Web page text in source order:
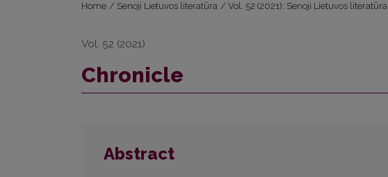
Home / Senoji Lietuvos literatūra / Vol. 52 (2021): Senoji Lietuvos literatūra
Vol. 52 (2021)
Chronicle
Abstract